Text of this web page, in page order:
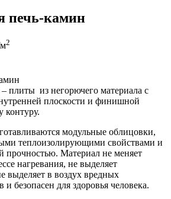
печь-камин
2
плиты из негорючего материала с
плоскости и финишной
контуру.
модульные облицовки,
теплоизолирующими свойствами и
прочностью. Материал не меняет
нагревания, не выделяет
выделяет в воздух вредных
безопасен для здоровья человека.